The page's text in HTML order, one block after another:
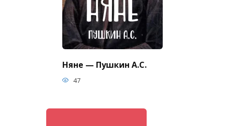
Няне — Пушкин А.С.
47